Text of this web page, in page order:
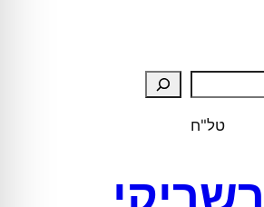
טל"ח